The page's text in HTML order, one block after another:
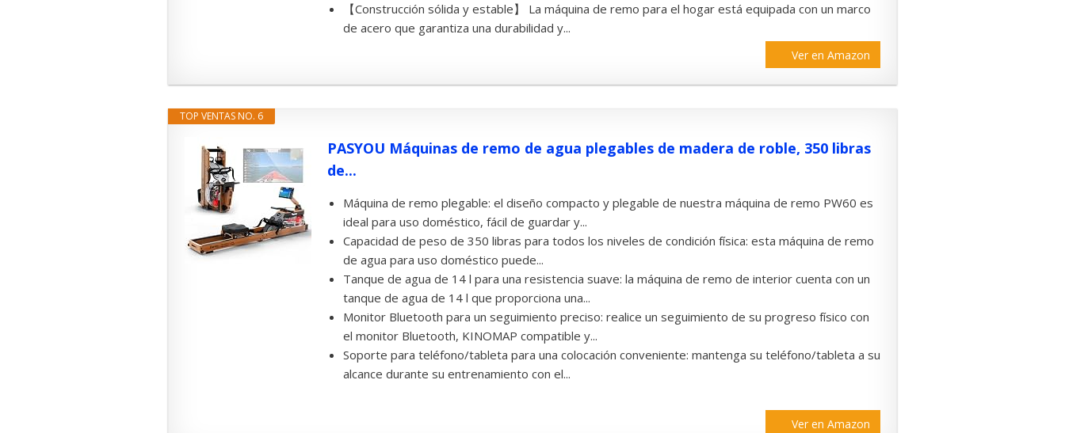
【Construcción sólida y estable】 La máquina de remo para el hogar está equipada con un marco
de acero que garantiza una durabilidad y...
Ver en Amazon
TOP VENTAS NO. 6
PASYOU Máquinas de remo de agua plegables de madera de roble, 350 libras
de...
Máquina de remo plegable: el diseño compacto y plegable de nuestra máquina de remo PW60 es
ideal para uso doméstico, fácil de guardar y...
Capacidad de peso de 350 libras para todos los niveles de condición física: esta máquina de remo
de agua para uso doméstico puede...
Tanque de agua de 14 l para una resistencia suave: la máquina de remo de interior cuenta con un
tanque de agua de 14 l que proporciona una...
Monitor Bluetooth para un seguimiento preciso: realice un seguimiento de su progreso físico con
el monitor Bluetooth, KINOMAP compatible y...
Soporte para teléfono/tableta para una colocación conveniente: mantenga su teléfono/tableta a su
alcance durante su entrenamiento con el...
Ver en Amazon